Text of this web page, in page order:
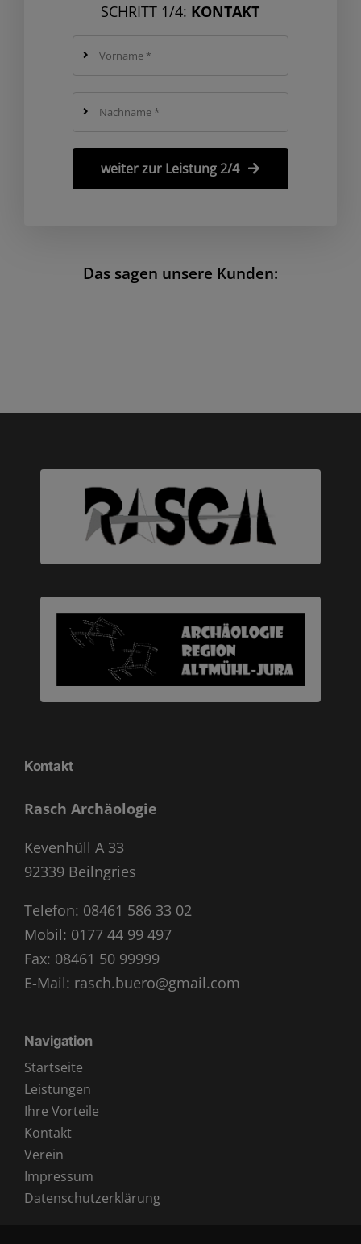
Das sagen unsere Kunden:
SCHRITT 1/4: KONTAKT
weiter zur Leistung 2/4
Kontakt
Rasch Archäologie
Kevenhüll A 33
92339 Beilngries
Telefon: 08461 586 33 02
Mobil: 0177 44 99 497
Fax: 08461 50 99999
E-Mail: rasch.buero@gmail.com
Navigation
Startseite
Leistungen
Ihre Vorteile
Kontakt
Verein
Impressum
Datenschutzerklärung